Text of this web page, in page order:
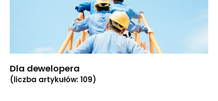
Dla dewelopera
(liczba artykułów: 109)